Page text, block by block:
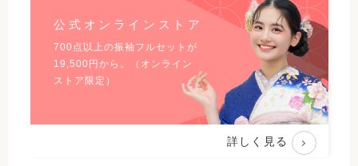
公式オンラインストア
700点以上の振袖フルセットが
19,500 円から。（オンライン
ストア限定）
詳しく見る